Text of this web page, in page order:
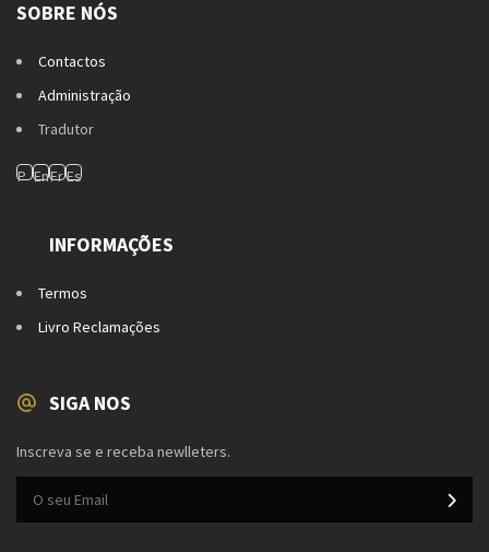
SOBRE NÓS
Contactos
Administração
Tradutor
INFORMAÇÕES
Termos
Livro Reclamações
SIGA NOS
Inscreva se e receba newlleters.